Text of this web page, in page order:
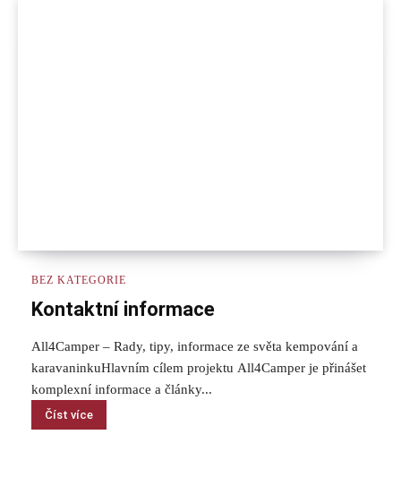
BEZ KATEGORIE
Kontaktní informace
All4Camper – Rady, tipy, informace ze světa kempování a
karavaninkuHlavním cílem projektu All4Camper je přinášet
komplexní informace a články...
Číst více